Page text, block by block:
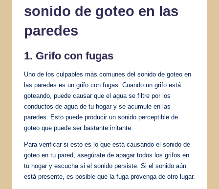
sonido de goteo en las
paredes
1. Grifo con fugas
Uno de los culpables más comunes del sonido de goteo en
las paredes es un grifo con fugas. Cuando un grifo está
goteando, puede causar que el agua se filtre por los
conductos de agua de tu hogar y se acumule en las
paredes. Esto puede producir un sonido perceptible de
goteo que puede ser bastante irritante.
Para verificar si esto es lo que está causando el sonido de
goteo en tu pared, asegúrate de apagar todos los grifos en
tu hogar y escucha si el sonido persiste. Si el sonido aún
está presente, es posible que la fuga provenga de otro lugar.